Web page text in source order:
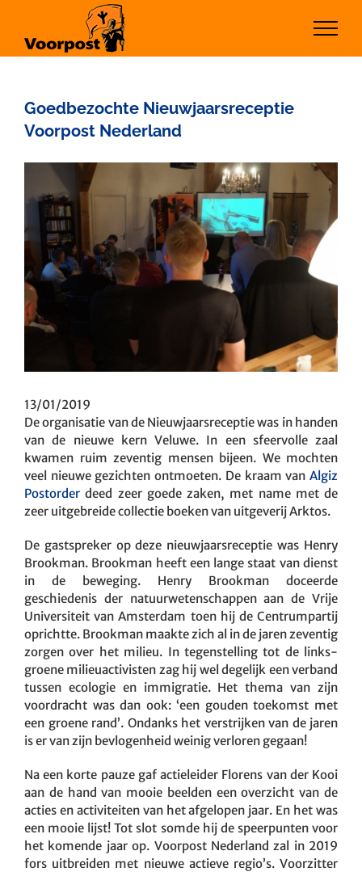
inhoud
Goedbezochte Nieuwjaarsreceptie
Voorpost Nederland
Bekijk
grotere
afbeelding
13/01/2019
De organisatie van de Nieuwjaarsreceptie was in handen
van de nieuwe kern Veluwe. In een sfeervolle zaal
kwamen ruim zeventig mensen bijeen. We mochten
veel nieuwe gezichten ontmoeten. De kraam van Algiz
Postorder deed zeer goede zaken, met name met de
zeer uitgebreide collectie boeken van uitgeverij Arktos.
De gastspreker op deze nieuwjaarsreceptie was Henry
Brookman. Brookman heeft een lange staat van dienst
in de beweging. Henry Brookman doceerde
geschiedenis der natuurwetenschappen aan de Vrije
Universiteit van Amsterdam toen hij de Centrumpartij
oprichtte. Brookman maakte zich al in de jaren zeventig
zorgen over het milieu. In tegenstelling tot de links-
groene milieuactivisten zag hij wel degelijk een verband
tussen ecologie en immigratie. Het thema van zijn
voordracht was dan ook: ‘een gouden toekomst met
een groene rand’. Ondanks het verstrijken van de jaren
is er van zijn bevlogenheid weinig verloren gegaan!
Na een korte pauze gaf actieleider Florens van der Kooi
aan de hand van mooie beelden een overzicht van de
acties en activiteiten van het afgelopen jaar. En het was
een mooie lijst! Tot slot somde hij de speerpunten voor
het komende jaar op. Voorpost Nederland zal in 2019
fors uitbreiden met nieuwe actieve regio’s. Voorzitter